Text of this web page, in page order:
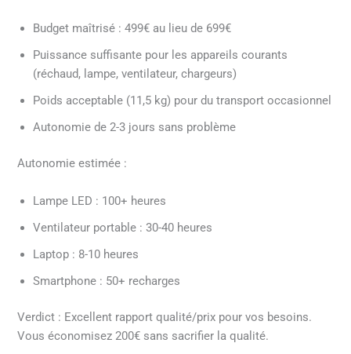
Budget maîtrisé : 499€ au lieu de 699€
Puissance suffisante pour les appareils courants
(réchaud, lampe, ventilateur, chargeurs)
Poids acceptable (11,5 kg) pour du transport occasionnel
Autonomie de 2-3 jours sans problème
Autonomie estimée :
Lampe LED : 100+ heures
Ventilateur portable : 30-40 heures
Laptop : 8-10 heures
Smartphone : 50+ recharges
Verdict : Excellent rapport qualité/prix pour vos besoins.
Vous économisez 200€ sans sacrifier la qualité.